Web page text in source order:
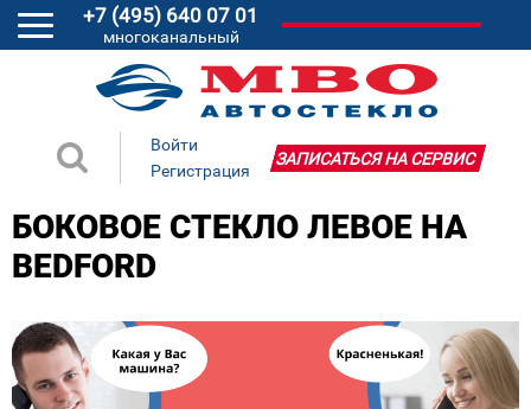
+7 (495) 640 07 01
многоканальный
Войти
Регистрация
ЗАПИСАТЬСЯ НА СЕРВИС
БОКОВОЕ СТЕКЛО ЛЕВОЕ НА
BEDFORD